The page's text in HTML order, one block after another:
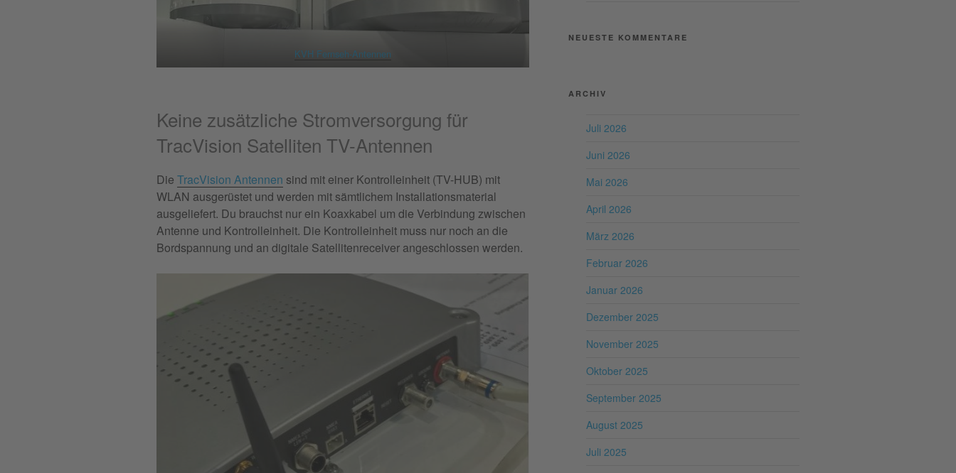
KVH Fernseh-Antennen
Keine zusätzliche Stromversorgung für
TracVision Satelliten TV-Antennen
Die TracVision Antennen sind mit einer Kontrolleinheit (TV-HUB) mit
WLAN ausgerüstet und werden mit sämtlichem Installationsmaterial
ausgeliefert. Du brauchst nur ein Koaxkabel um die Verbindung zwischen
Antenne und Kontrolleinheit. Die Kontrolleinheit muss nur noch an die
Bordspannung und an digitale Satellitenreceiver angeschlossen werden.
NEUESTE KOMMENTARE
ARCHIV
Juli 2026
Juni 2026
Mai 2026
April 2026
März 2026
Februar 2026
Januar 2026
Dezember 2025
November 2025
Oktober 2025
September 2025
August 2025
Juli 2025